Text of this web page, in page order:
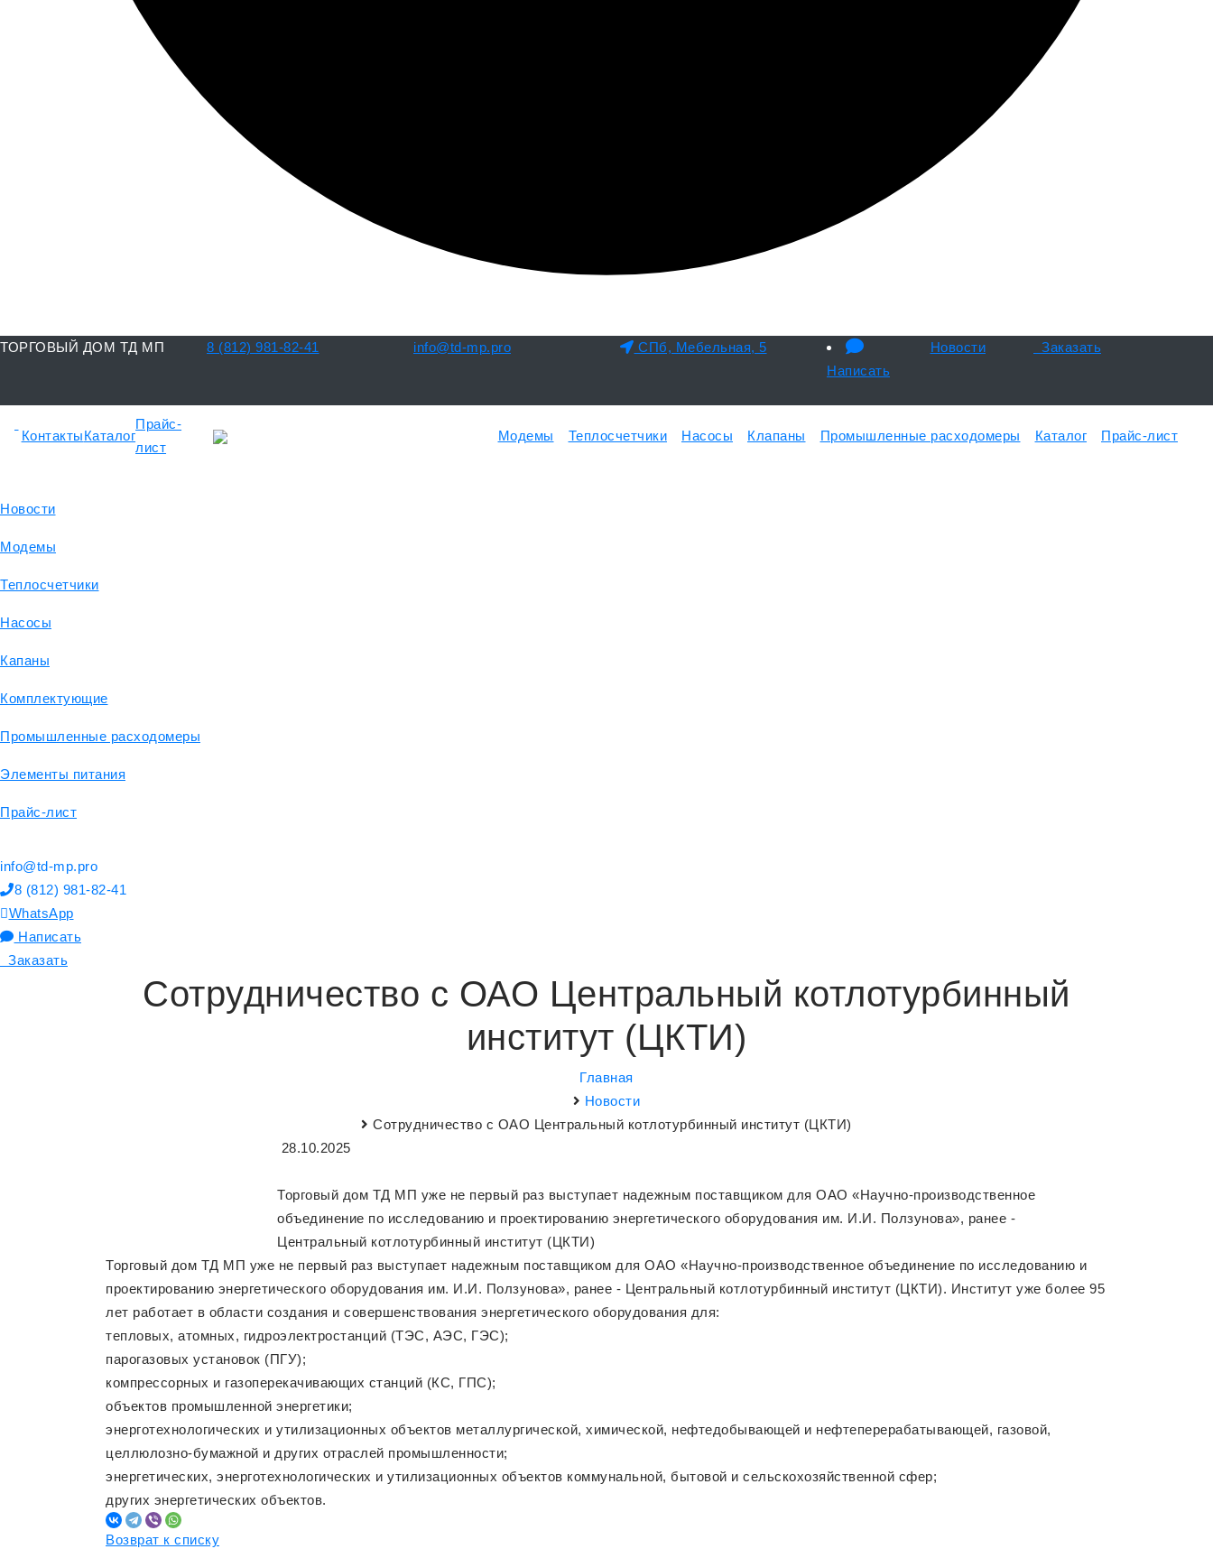
ТОРГОВЫЙ ДОМ ТД МП 8 (812) 981-82-41 info@td-mp.pro
СПб, Мебельная, 5
Написать
Новости Заказать
КонтактыКаталог
Прайс-
лист
Модемы Теплосчетчики Насосы Клапаны Промышленные расходомеры Каталог Прайс-лист
Новости
Модемы
Теплосчетчики
Насосы
Капаны
Комплектующие
Промышленные расходомеры
Элементы питания
Прайс-лист
info@td-mp.pro
8 (812) 981-82-41
WhatsApp
Написать
Заказать
Сотрудничество с ОАО Центральный котлотурбинный
институт (ЦКТИ)
Главная
Новости
Сотрудничество с ОАО Центральный котлотурбинный институт (ЦКТИ)
28.10.2025
Торговый дом ТД МП уже не первый раз выступает надежным поставщиком для ОАО «Научно-производственное
объединение по исследованию и проектированию энергетического оборудования им. И.И. Ползунова», ранее -
Центральный котлотурбинный институт (ЦКТИ)
Торговый дом ТД МП уже не первый раз выступает надежным поставщиком для ОАО «Научно-производственное объединение по исследованию и
проектированию энергетического оборудования им. И.И. Ползунова», ранее - Центральный котлотурбинный институт (ЦКТИ). Институт уже более 95
лет работает в области создания и совершенствования энергетического оборудования для:
тепловых, атомных, гидроэлектростанций (ТЭС, АЭС, ГЭС);
парогазовых установок (ПГУ);
компрессорных и газоперекачивающих станций (КС, ГПС);
объектов промышленной энергетики;
энерготехнологических и утилизационных объектов металлургической, химической, нефтедобывающей и нефтеперерабатывающей, газовой,
целлюлозно-бумажной и других отраслей промышленности;
энергетических, энерготехнологических и утилизационных объектов коммунальной, бытовой и сельскохозяйственной сфер;
других энергетических объектов.
Возврат к списку